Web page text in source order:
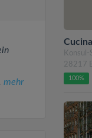
mehr
28217
100%